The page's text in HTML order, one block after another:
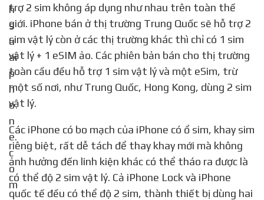
trợ 2 sim không áp dụng như nhau trên toàn thế
giới. iPhone bán ở thị trường Trung Quốc sẽ hỗ trợ 2
sim vật lý còn ở các thị trường khác thì chỉ có 1 sim
vật lý + 1 eSIM ảo. Các phiên bản bán cho thị trường
toàn cầu đều hỗ trợ 1 sim vật lý và một eSim, trừ
một số nơi, như Trung Quốc, Hong Kong, dùng 2 sim
vật lý.
Các iPhone có bo mạch của iPhone có ổ sim, khay sim
riêng biệt, rất dễ tách để thay khay mới mà không
ảnh hưởng đến linh kiện khác có thể tháo ra được là
có thể độ 2 sim vật lý. Cả iPhone Lock và iPhone
quốc tế đều có thể độ 2 sim, thành thiết bị dùng hai